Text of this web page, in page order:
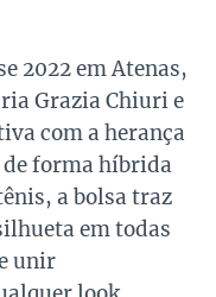
2022 em Atenas,
Grazia Chiuri e
com a herança
de forma híbrida
a bolsa traz
em todas
unir